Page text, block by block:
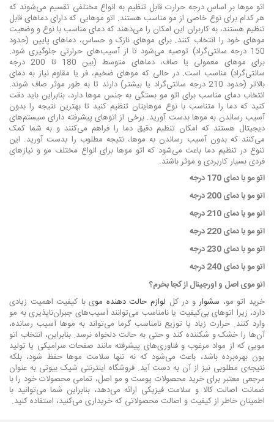
اتو موها بر اساس درجه حرارت قابل تنظیم به انواع مختلفی تقسیم می‌شوند که
هر کدام برای نوع خاصی از مو مناسب هستند. اتو موهایی که دارای دماهای قابل
تنظیم هستند، به کاربران این امکان را می‌دهند که دمای مناسب با نوع و وضعیت
موهای خود را انتخاب کنند. برای موهای نازک و حساس، دماهای پایین (حدود
150 درجه سانتی‌گراد) توصیه می‌شود تا از آسیب‌های حرارتی جلوگیری شود.
برای موهای معمولی یا صاف، دماهای متوسط (بین 180 تا 200 درجه
سانتی‌گراد) مناسب است. در حالی که موهای ضخیم، فر یا مقاوم نیاز به دمای
بالاتر (حدود 210 درجه سانتی‌گراد یا بیشتر) دارند تا به طور موثر صاف شوند.
انتخاب دمای مناسب برای اتو مو بستگی به جنس موها دارد، بنابراین باید دقت
کنید که دما را متناسب با نوع موهایتان تنظیم کنید تا بهترین نتیجه را بدون
آسیب رساندن به موها بدست آورید. برخی از اتوهای پیشرفته دارای سیستم‌های
دیجیتال هستند که امکان تنظیم دقیق دما را فراهم می‌کنند و به شما کمک
می‌کنند که بدون آسیب رساندن به موها، نتیجه مطلوب را بدست آورید. این
تنوع در تنظیم دما باعث می‌شود که اتو موها برای انواع مختلف مو و نیازهای
فردی بسیار کاربردی و موثر باشند.
اتو مو با دمای 170 درجه
اتو مو با دمای 200 درجه
اتو مو با دمای 210 درجه
اتو مو با دمای 220 درجه
اتو مو با دمای 230 درجه
اتو مو با دمای 240 درجه
اتو موی اصل و اورجینال از کجا بخرم؟
خرید اتو مو، سشوارو در کل لوازم حالت دهنده موی با کیفیت اهمیت زیادی
دارد، زیرا اتوهای بی‌کیفیت یا نامناسب می‌توانند آسیب‌های جبران‌ناپذیری به مو
وارد کنند. حرارت زیاد یا توزیع نامناسب گرما می‌تواند به موها آسیب رسانده،
آن‌ها را خشک و شکننده کند و حتی به حالت دلخواه نرسد. بنابراین، انتخاب اتو
مویی که از مواد مرغوب و فناوری‌های پیشرفته مانند صفحات سرامیکی یا تولید
یون بهره‌برده باشد، باعث می‌شود که نه تنها سلامت موها حفظ شود، بلکه
نتیجه‌ی مطلوبی نیز از آن به دست آید. فروشگاه اینترنتی شیک بیوتی به عنوان
مرجعی معتبر برای خرید محصولات پوست و مو اصل، تمامی محصولات خود را با
ضمانت اصالت کالا و سلامت فیزیکی ارائه می‌دهد، بنابراین شما می‌توانید با
اطمینان خاطر از کیفیت و اصالت محصولاتی که خریداری می‌کنید، استفاده کنید.